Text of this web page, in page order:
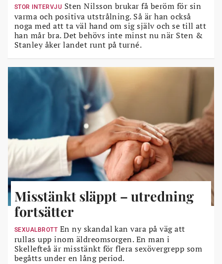
STOR INTERVJU Sten Nilsson brukar få beröm för sin
varma och positiva utstrålning. Så är han också
noga med att ta väl hand om sig själv och se till att
han mår bra. Det behövs inte minst nu när Sten &
Stanley åker landet runt på turné.
Misstänkt släppt – utredning
fortsätter
SEXUALBROTT En ny skandal kan vara på väg att
rullas upp inom äldreomsorgen. En man i
Skellefteå är misstänkt för flera sexövergrepp som
begåtts under en lång period.